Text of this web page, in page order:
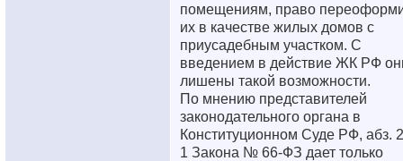
помещениям, право
их в качестве жилых домов с
приусадебным участком. С
введением в действие ЖК РФ
лишены такой возможности.
По мнению представителей
законодательного органа в
Конституционном Суде РФ, абз. 2
1 Закона № 66-ФЗ дает только